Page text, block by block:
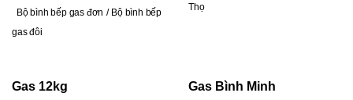
Bộ bình bếp gas đơn
Bộ bình bếp
gas đôi
Thọ
Gas 12kg Gas Bình Minh